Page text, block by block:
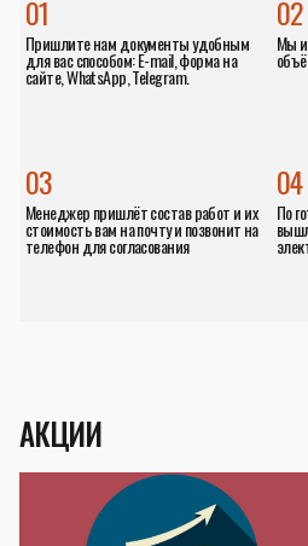
01
Пришлите нам документы удобным
для вас способом: E-mail, форма на
сайте, WhatsApp, Telegram.
02
Мы
04
По
03
Менеджер пришлёт состав работ и их
стоимость вам на почту и позвонит на
телефон для согласования
АКЦИИ